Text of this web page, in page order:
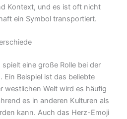
Kontext, und es ist oft nicht
ein Symbol transportiert.
eine große Rolle bei der
Beispiel ist das beliebte
westlichen Welt wird es häufig
es in anderen Kulturen als
kann. Auch das Herz-Emoji